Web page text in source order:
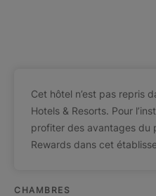
Cet hôtel n’est pas repris
Hotels & Resorts. Pour
profiter des avantages du
Rewards dans cet
CHAMBRES